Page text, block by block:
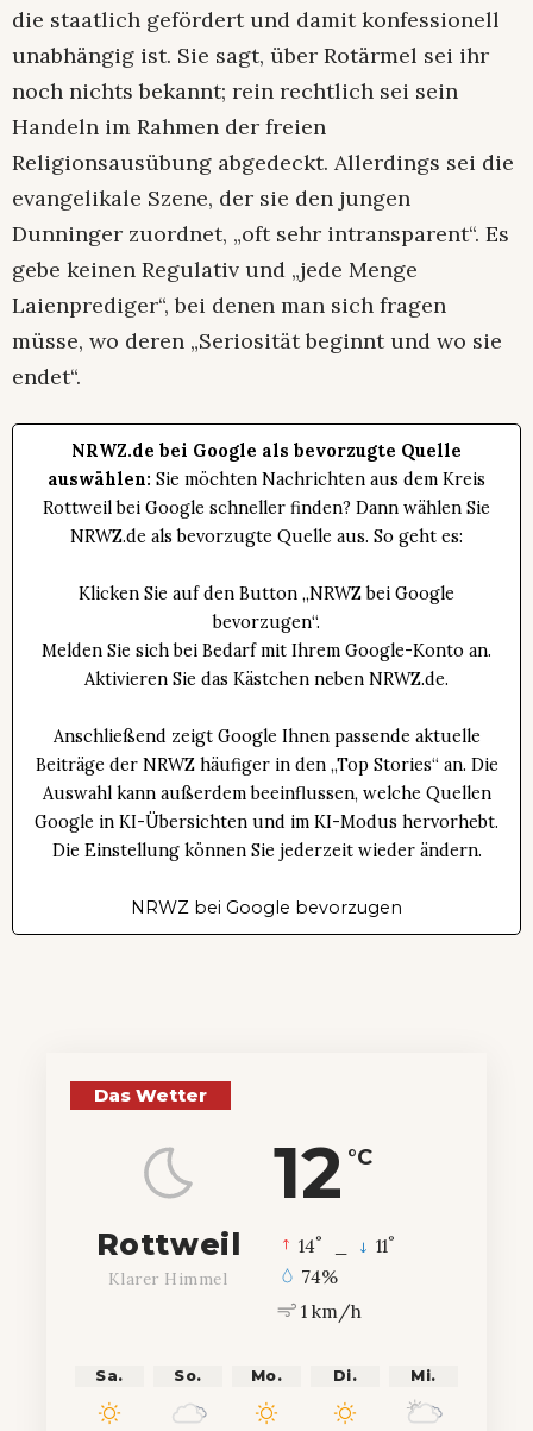
die staatlich gefördert und damit konfessionell
unabhängig ist. Sie sagt, über Rotärmel sei ihr
noch nichts bekannt; rein rechtlich sei sein
Handeln im Rahmen der freien
Religionsausübung abgedeckt. Allerdings sei die
evangelikale Szene, der sie den jungen
Dunninger zuordnet, „oft sehr intransparent“. Es
gebe keinen Regulativ und „jede Menge
Laienprediger“, bei denen man sich fragen
müsse, wo deren „Seriosität beginnt und wo sie
endet“.
NRWZ.de bei Google als bevorzugte Quelle
auswählen: Sie möchten Nachrichten aus dem Kreis
Rottweil bei Google schneller finden? Dann wählen Sie
NRWZ.de als bevorzugte Quelle aus. So geht es:
Klicken Sie auf den Button „NRWZ bei Google
bevorzugen“.
Melden Sie sich bei Bedarf mit Ihrem Google-Konto an.
Aktivieren Sie das Kästchen neben NRWZ.de.
Anschließend zeigt Google Ihnen passende aktuelle
Beiträge der NRWZ häufiger in den „Top Stories“ an. Die
Auswahl kann außerdem beeinflussen, welche Quellen
Google in KI-Übersichten und im KI-Modus hervorhebt.
Die Einstellung können Sie jederzeit wieder ändern.
NRWZ bei Google bevorzugen
Das Wetter
12 °C
Rottweil
Klarer Himmel
14° 11°
74%
1 km/h
Sa. So. Mo. Di. Mi.